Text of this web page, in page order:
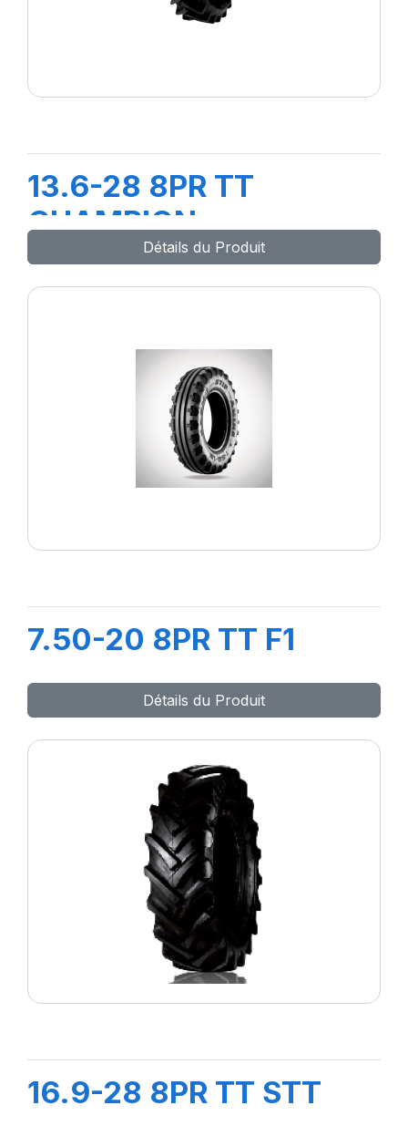
13.6-28 8PR TT
CHAMPION
Détails du Produit
7.50-20 8PR TT F1
Détails du Produit
16.9-28 8PR TT STT